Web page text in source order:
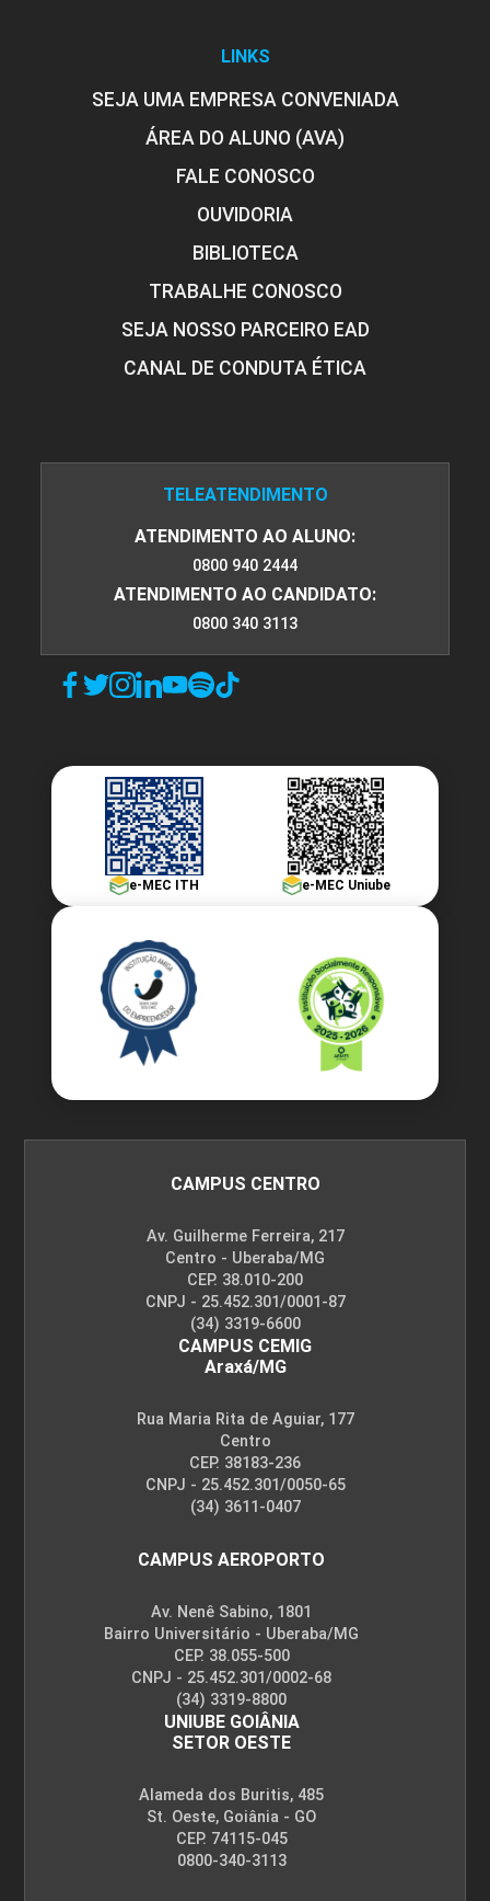
LINKS
SEJA UMA EMPRESA CONVENIADA
ÁREA DO ALUNO (AVA)
FALE CONOSCO
OUVIDORIA
BIBLIOTECA
TRABALHE CONOSCO
SEJA NOSSO PARCEIRO EAD
CANAL DE CONDUTA ÉTICA
TELEATENDIMENTO
ATENDIMENTO AO ALUNO:
0800 940 2444
ATENDIMENTO AO CANDIDATO:
0800 340 3113
e-MEC ITH e-MEC Uniube
CAMPUS CENTRO
Av. Guilherme Ferreira, 217
Centro - Uberaba/MG
CEP. 38.010-200
CNPJ - 25.452.301/0001-87
(34) 3319-6600
CAMPUS CEMIG
Araxá/MG
Rua Maria Rita de Aguiar, 177
Centro
CEP. 38183-236
CNPJ - 25.452.301/0050-65
(34) 3611-0407
CAMPUS AEROPORTO
Av. Nenê Sabino, 1801
Bairro Universitário - Uberaba/MG
CEP. 38.055-500
CNPJ - 25.452.301/0002-68
(34) 3319-8800
UNIUBE GOIÂNIA
SETOR OESTE
Alameda dos Buritis, 485
St. Oeste, Goiânia - GO
CEP. 74115-045
0800-340-3113